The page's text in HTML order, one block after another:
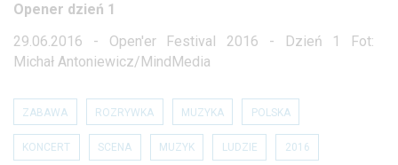
Opener dzień 1
29.06.2016 - Open'er Festival 2016 - Dzień 1 Fot:
Michał Antoniewicz/MindMedia
ZABAWA ROZRYWKA MUZYKA POLSKA
KONCERT SCENA MUZYK LUDZIE 2016